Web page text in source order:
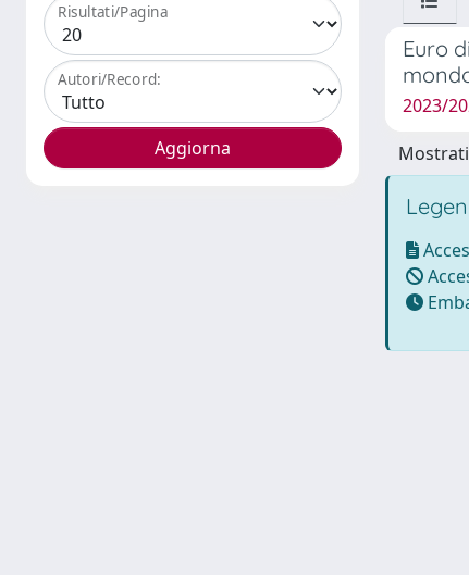
Risultati/Pagina
Autori/Record:
Euro
2023/